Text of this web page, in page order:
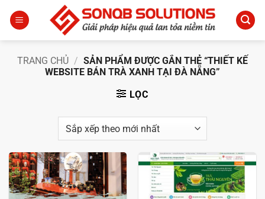
qua
TRANG CHỦ / SẢN PHẨM ĐƯỢC GẮN THẺ “THIẾT KẾ
WEBSITE BÁN TRÀ XANH TẠI ĐÀ NẴNG”
LỌC